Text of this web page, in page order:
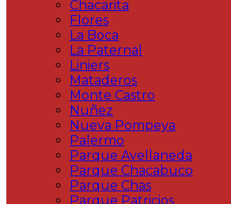
Chacarita
Flores
La Boca
La Paternal
Liniers
Mataderos
Monte Castro
Nuñez
Nueva Pompeya
Palermo
Parque Avellaneda
Parque Chacabuco
Parque Chas
Parque Patricios